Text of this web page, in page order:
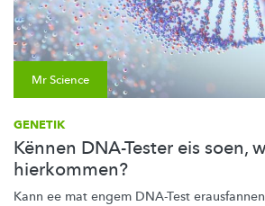
Mr Science
GENETIK
Kënnen DNA-Tester eis soen,
hierkommen?
Kann ee mat engem DNA-Test